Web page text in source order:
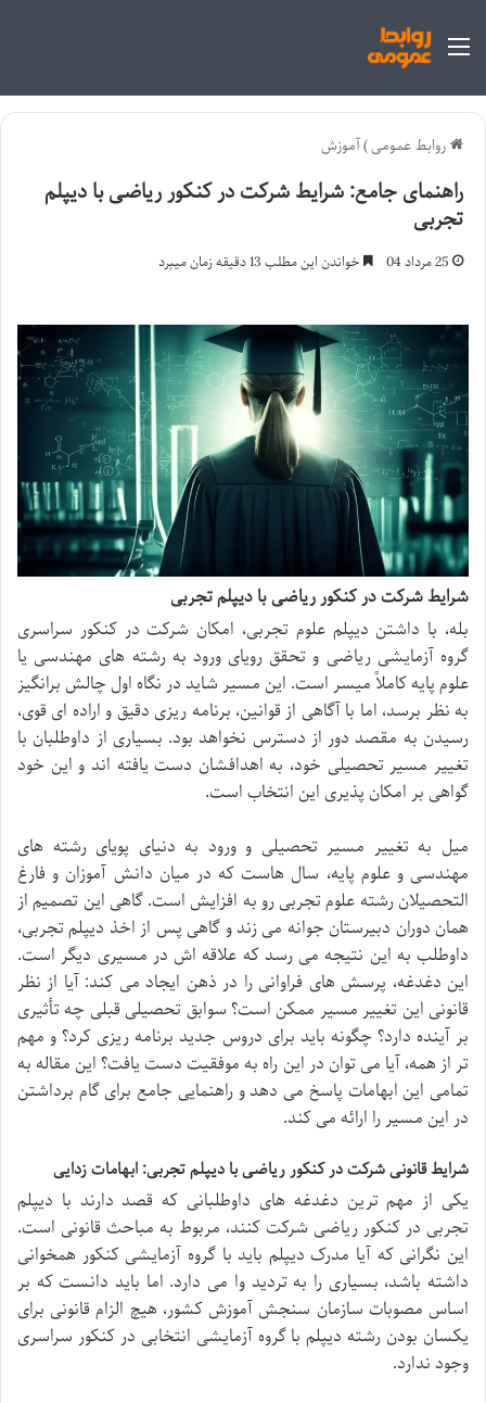
منو
روابط عمومی)آموزش
راهنمای جامع: شرایط شرکت در کنکور ریاضی با دیپلم
تجربی
25 مرداد 04 خواندن این مطلب 13 دقیقه زمان میبرد
شرایط شرکت در کنکور ریاضی با دیپلم تجربی
بله، با داشتن دیپلم علوم تجربی، امکان شرکت در کنکور سراسری
گروه آزمایشی ریاضی و تحقق رویای ورود به رشته های مهندسی یا
علوم پایه کاملاً میسر است. این مسیر شاید در نگاه اول چالش برانگیز
به نظر برسد، اما با آگاهی از قوانین، برنامه ریزی دقیق و اراده ای قوی،
رسیدن به مقصد دور از دسترس نخواهد بود. بسیاری از داوطلبان با
تغییر مسیر تحصیلی خود، به اهدافشان دست یافته اند و این خود
گواهی بر امکان پذیری این انتخاب است.
میل به تغییر مسیر تحصیلی و ورود به دنیای پویای رشته های
مهندسی و علوم پایه، سال هاست که در میان دانش آموزان و فارغ
التحصیلان رشته علوم تجربی رو به افزایش است. گاهی این تصمیم از
همان دوران دبیرستان جوانه می زند و گاهی پس از اخذ دیپلم تجربی،
داوطلب به این نتیجه می رسد که علاقه اش در مسیری دیگر است.
این دغدغه، پرسش های فراوانی را در ذهن ایجاد می کند: آیا از نظر
قانونی این تغییر مسیر ممکن است؟ سوابق تحصیلی قبلی چه تأثیری
بر آینده دارد؟ چگونه باید برای دروس جدید برنامه ریزی کرد؟ و مهم
تر از همه، آیا می توان در این راه به موفقیت دست یافت؟ این مقاله به
تمامی این ابهامات پاسخ می دهد و راهنمایی جامع برای گام برداشتن
در این مسیر را ارائه می کند.
شرایط قانونی شرکت در کنکور ریاضی با دیپلم تجربی: ابهامات زدایی
یکی از مهم ترین دغدغه های داوطلبانی که قصد دارند با دیپلم
تجربی در کنکور ریاضی شرکت کنند، مربوط به مباحث قانونی است.
این نگرانی که آیا مدرک دیپلم باید با گروه آزمایشی کنکور همخوانی
داشته باشد، بسیاری را به تردید وا می دارد. اما باید دانست که بر
اساس مصوبات سازمان سنجش آموزش کشور، هیچ الزام قانونی برای
یکسان بودن رشته دیپلم با گروه آزمایشی انتخابی در کنکور سراسری
وجود ندارد.